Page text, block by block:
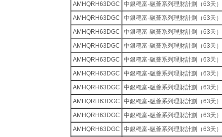
AMHQRH63DGC
中銀穩富-融薈系列理財計劃（63天）
AMHQRH63DGC
中銀穩富-融薈系列理財計劃（63天）
AMHQRH63DGC
中銀穩富-融薈系列理財計劃（63天）
AMHQRH63DGC
中銀穩富-融薈系列理財計劃（63天）
AMHQRH63DGC
中銀穩富-融薈系列理財計劃（63天）
AMHQRH63DGC
中銀穩富-融薈系列理財計劃（63天）
AMHQRH63DGC
中銀穩富-融薈系列理財計劃（63天）
AMHQRH63DGC
中銀穩富-融薈系列理財計劃（63天）
AMHQRH63DGC
中銀穩富-融薈系列理財計劃（63天）
AMHQRH63DGC
中銀穩富-融薈系列理財計劃（63天）